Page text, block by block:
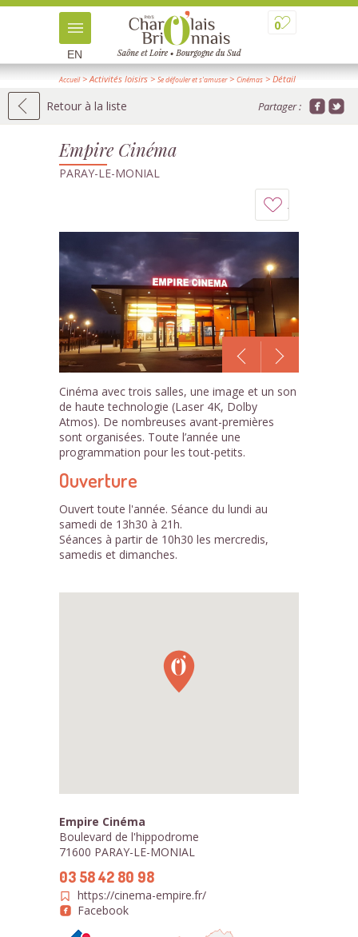
0
EN
Accueil> Activités loisirs > Se défouler et s'amuser> Cinémas > Détail
Retour à la liste Partager :
Empire Cinéma
PARAY-LE-MONIAL
à
carnet
1 /1
Cinéma avec trois salles, une image et un son
de haute technologie (Laser 4K, Dolby
Atmos). De nombreuses avant-premières
sont organisées. Toute l’année une
programmation pour les tout-petits.
Ouverture
Ouvert toute l'année. Séance du lundi au
samedi de 13h30 à 21h.
Séances à partir de 10h30 les mercredis,
samedis et dimanches.
Empire Cinéma
Boulevard de l'hippodrome
71600 PARAY-LE-MONIAL
03 58 42 80 98
https://cinema-empire.fr/
Facebook